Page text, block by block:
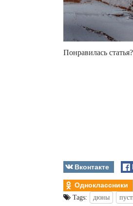
Понравилась
Вконтакте
Одноклассники
Tags: дюны